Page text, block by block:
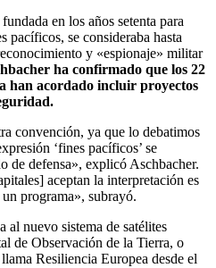
en los años setenta para
pacíficos, se consideraba hasta
y «espionaje» militar
ha confirmado que los 22
han acordado incluir proyectos
convención, ya que lo debatimos
‘fines pacíficos’ se
de defensa», explicó Aschbacher.
aceptan la interpretación es
programa», subrayó.
nuevo sistema de satélites
de Observación de la Tierra, o
Resiliencia Europea desde el